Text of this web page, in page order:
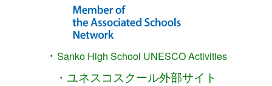
・ Sanko High School UNESCO Activities
・ユネスコスクール外部サイト